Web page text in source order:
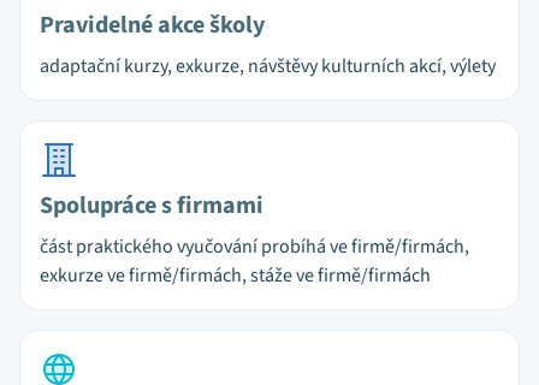
Pravidelné akce školy
adaptační kurzy, exkurze, návštěvy kulturních akcí, výlety
Spolupráce s firmami
část praktického vyučování probíhá ve firmě/firmách,
exkurze ve firmě/firmách, stáže ve firmě/firmách